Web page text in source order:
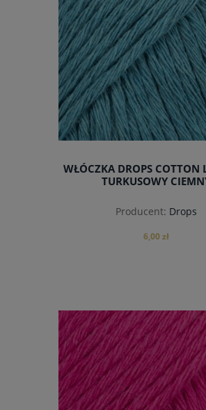
WŁÓCZKA DROPS COTTON
TURKUSOWY
Producent: Drops
6,00 zł
do koszyka